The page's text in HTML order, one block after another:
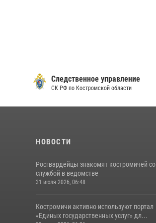
Следственное управление
СК РФ по Костромской области
НОВОСТИ
Росгвардейцы знакомят костромичей со
службой в ведомстве
31 июля 2026, 06:48
Костромичи активно используют портал
«Единых государственных услуг» дл...